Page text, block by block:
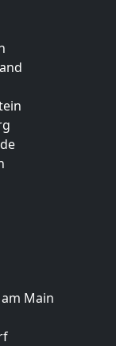
Main